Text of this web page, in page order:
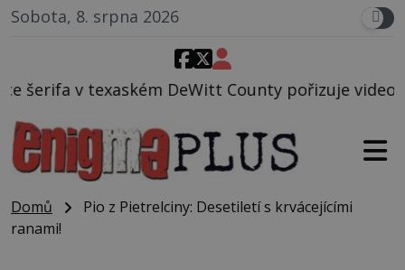
Sobota, 8. srpna 2026
County pořizuje video, na kterém před jeho
Domů
Pio z Pietrelciny: Desetiletí s krvácejícími
ranami!